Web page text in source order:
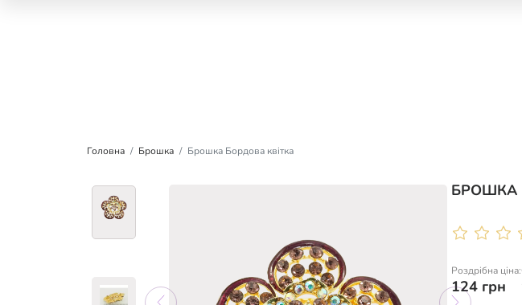
Головна Брошка Брошка Бордова квітка
БРОШКА
Роздрібна ціна:
124грн